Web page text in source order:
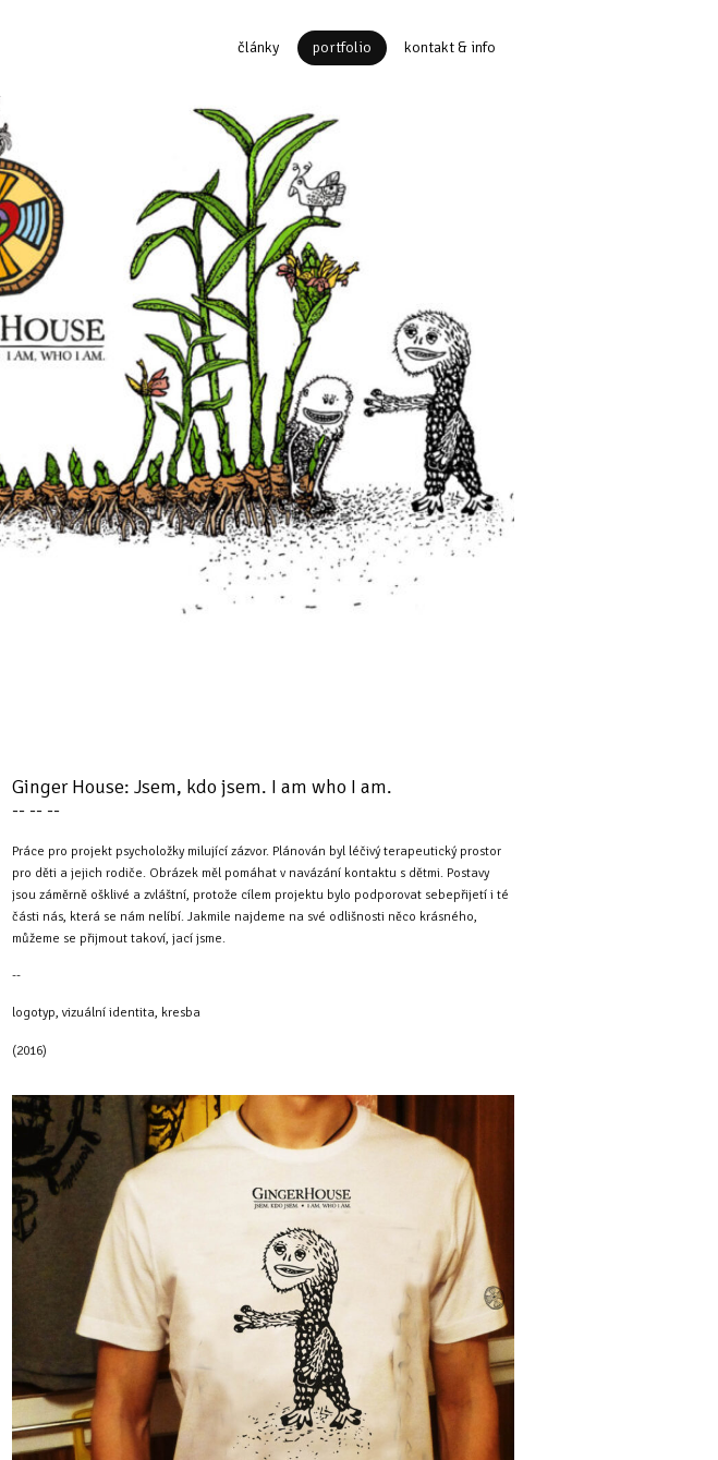
články portfolio kontakt & info
Ginger House: Jsem, kdo jsem. I am who I am.
-- -- --
Práce pro projekt psycholožky milující zázvor. Plánován byl léčivý terapeutický prostor
pro děti a jejich rodiče. Obrázek měl pomáhat v navázání kontaktu s dětmi. Postavy
jsou záměrně ošklivé a zvláštní, protože cílem projektu bylo podporovat sebepřijetí i té
části nás, která se nám nelíbí. Jakmile najdeme na své odlišnosti něco krásného,
můžeme se přijmout takoví, jací jsme.
--
logotyp, vizuální identita, kresba
(2016)